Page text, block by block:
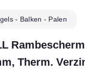
- Balken - Palen
Therm.